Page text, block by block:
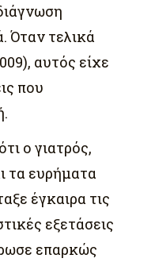
Όταν τελικά
αυτός είχε
που
ο γιατρός,
τα ευρήματα
έγκαιρα τις
εξετάσεις
επαρκώς